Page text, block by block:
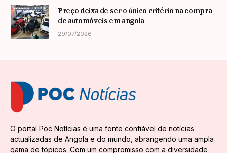
Preço deixa de ser o único critério na compra
de automóveis em angola
29/07/2026
O portal Poc Notícias é uma fonte confiável de notícias
actualizadas de Angola e do mundo, abrangendo uma ampla
gama de tópicos. Com um compromisso com a diversidade